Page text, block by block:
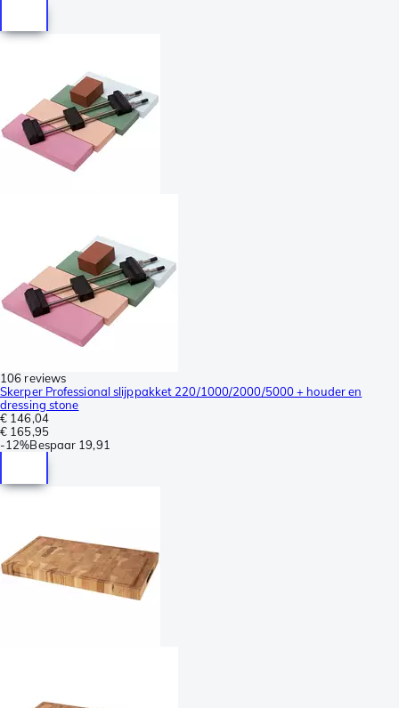
106 reviews
Skerper Professional slijppakket 220/1000/2000/5000 + houder en
dressing stone
€ 146,04
€ 165,95
-12%Bespaar 19,91